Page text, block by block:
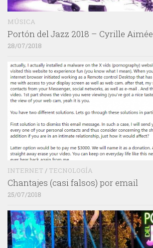
MÚSICA
Portón del Jazz 2018 – Cyrille Aimée
28/07/2018
INTERNET / TECNOLOGÍA
Chantajes (casi falsos) por email
25/07/2018